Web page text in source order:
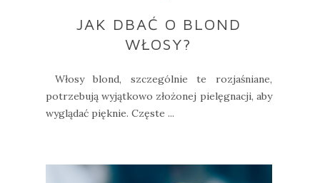
JAK DBAĆ O BLOND
WŁOSY?
Włosy blond, szczególnie te rozjaśniane,
potrzebują wyjątkowo złożonej pielęgnacji, aby
wyglądać pięknie. Częste ...